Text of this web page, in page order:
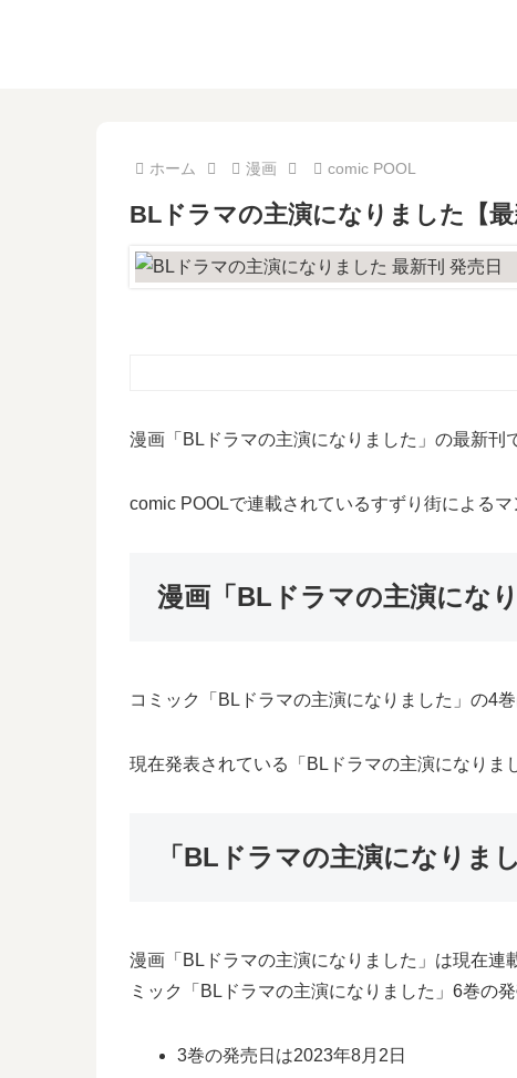
ホーム 漫画 comic POOL
BLドラマの主演になりました【
漫画「BLドラマの主演になりました」の最新刊
comic POOLで連載されているすずり街による
漫画「BLドラマの主演にな
コミック「BLドラマの主演になりました」の4
現在発表されている「BLドラマの主演になりま
「BLドラマの主演になりま
漫画「BLドラマの主演になりました」は現在連
ミック「BLドラマの主演になりました」6巻の
3巻の発売日は2023年8月2日